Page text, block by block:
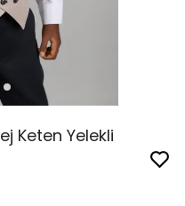
Keten Yelekli